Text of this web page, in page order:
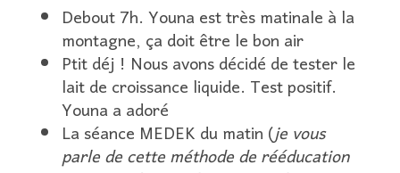
Debout 7h. Youna est très matinale à la
montagne, ça doit être le bon air
Ptit déj ! Nous avons décidé de tester le
lait de croissance liquide. Test positif.
Youna a adoré
La séance MEDEK du matin (je vous
parle de cette méthode de rééducation